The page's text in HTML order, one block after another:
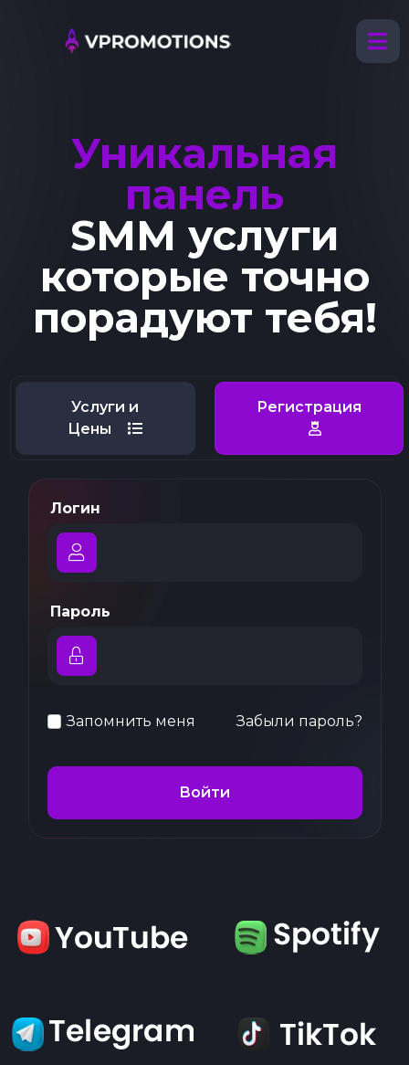
Уникальная
панель
SMM услуги
которые точно
порадуют тебя!
Услуги и
Цены
Регистрация
Логин
Пароль
Запомнить меня Забыли пароль?
Войти